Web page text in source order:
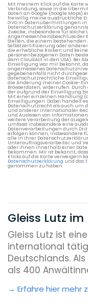
Mit meinem Klick auf die Karte
Verbindung, sowie in die
Daten an Google (Google
freiwillig meine ausdrückliche
GVO in Datenübermittlungen
Datenschutzerklärung
Zwecke, insbesondere für
Angemessenheitsbeschluss der
Stellen, die einem
Selbstzertifizierung oder
die erhebliche Risiken und
personenbezogenen Daten
dem CloudAct in den USA). Bei
Einwilligung war mir bekannt,
angemessenes
gegebenenfalls nicht
datenschutzrechtliche
die Änderung meiner Cookie-
Browserdaten, widerrufen.
der aufgrund der Einwilligung
Mit einer einzelnen Handlung
Einwilligungen. Dabei handelt
Datenschutzrecht als auch um
und anderer internationaler
und Auslesen von
weitere Verarbeitung der
umfasst insbesondere eine
Datenverarbeitungen durch
erfolgen können, insbesondere
alle in ihrer
Unterauftragsverarbeiter und
oder ihnen innerhalb einer
bekommen. Mir ist bekannt,
Klicks auf die Karte verweigern
Datenschutzerklärung und das
genommen zu haben.
Gleiss Lutz
Gleiss Lutz ist
international
Deutschlands.
als 400
Erfahre hier mehr